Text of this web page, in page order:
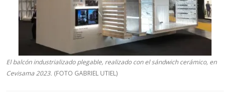
El balcón industrializado plegable, realizado con el sándwich cerámico, en
Cevisama 2023. (FOTO GABRIEL UTIEL)